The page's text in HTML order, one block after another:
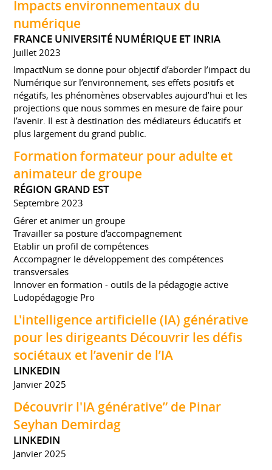
Impacts environnementaux du
numérique
FRANCE UNIVERSITÉ NUMÉRIQUE ET INRIA
Juillet 2023
ImpactNum se donne pour objectif d’aborder l’impact du
Numérique sur l’environnement, ses effets positifs et
négatifs, les phénomènes observables aujourd’hui et les
projections que nous sommes en mesure de faire pour
l’avenir. Il est à destination des médiateurs éducatifs et
plus largement du grand public.
Formation formateur pour adulte et
animateur de groupe
RÉGION GRAND EST
Septembre 2023
Gérer et animer un groupe
Travailler sa posture d'accompagnement
Etablir un profil de compétences
Accompagner le développement des compétences
transversales
Innover en formation - outils de la pédagogie active
Ludopédagogie Pro
L'intelligence artificielle (IA) générative
pour les dirigeants Découvrir les défis
sociétaux et l’avenir de l’IA
LINKEDIN
Janvier 2025
Découvrir l'IA générative” de Pinar
Seyhan Demirdag
LINKEDIN
Janvier 2025